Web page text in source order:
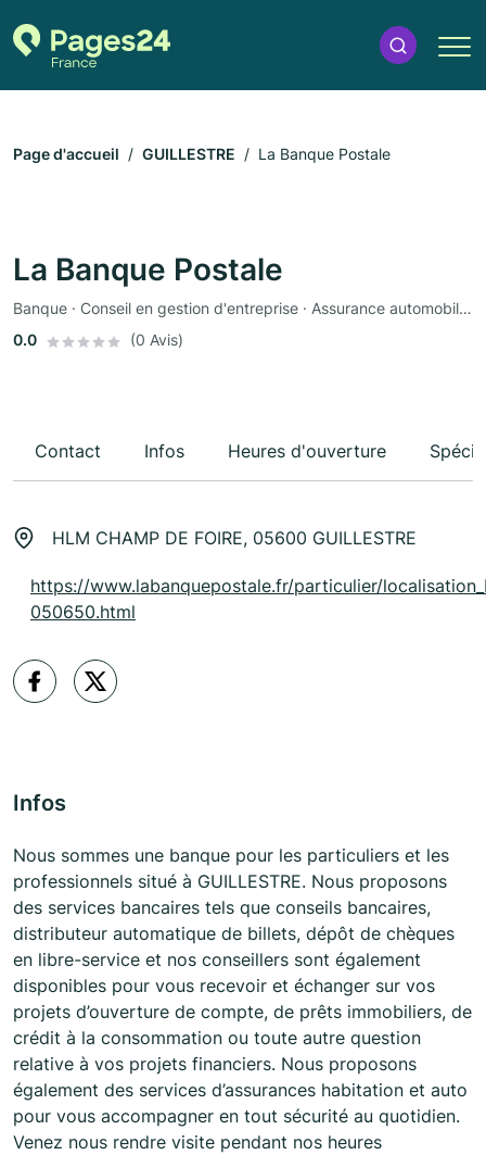
Page d'accueil GUILLESTRE La Banque Postale
La Banque Postale
Banque · Conseil en gestion d'entreprise · Assurance automobile · Assurance
0.0
(0 Avis)
Contact Infos Heures d'ouverture
HLM CHAMP DE FOIRE, 05600 GUILLESTRE
https://www.labanquepostale.fr/particulier/
050650.html
Infos
Nous sommes une banque pour les particuliers et les
professionnels situé à GUILLESTRE. Nous proposons
des services bancaires tels que conseils bancaires,
distributeur automatique de billets, dépôt de chèques
en libre-service et nos conseillers sont également
disponibles pour vous recevoir et échanger sur vos
projets d’ouverture de compte, de prêts immobiliers, de
crédit à la consommation ou toute autre question
relative à vos projets financiers. Nous proposons
également des services d’assurances habitation et auto
pour vous accompagner en tout sécurité au quotidien.
Venez nous rendre visite pendant nos heures